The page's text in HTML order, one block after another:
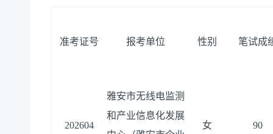
准考证号 报考单位 性别 笔试成
202604
雅安市无线电监测
和产业信息化发展
女 90